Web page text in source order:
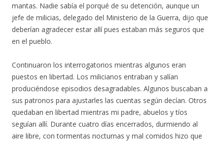
mantas. Nadie sabía el porqué de su detención, aunque un
jefe de milicias, delegado del Ministerio de la Guerra, dijo que
deberían agradecer estar allí pues estaban más seguros que
en el pueblo.
Continuaron los interrogatorios mientras algunos eran
puestos en libertad. Los milicianos entraban y salían
produciéndose episodios desagradables. Algunos buscaban a
sus patronos para ajustarles las cuentas según decían. Otros
quedaban en libertad mientras mi padre, abuelos y tíos
seguían allí. Durante cuatro días encerrados, durmiendo al
aire libre, con tormentas nocturnas y mal comidos hizo que